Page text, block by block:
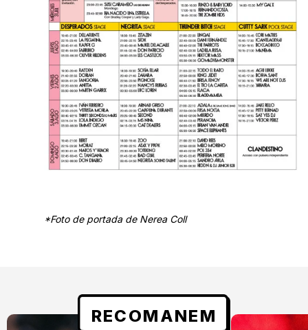
*Foto de portada de Nerea Coll
RECOMANEM